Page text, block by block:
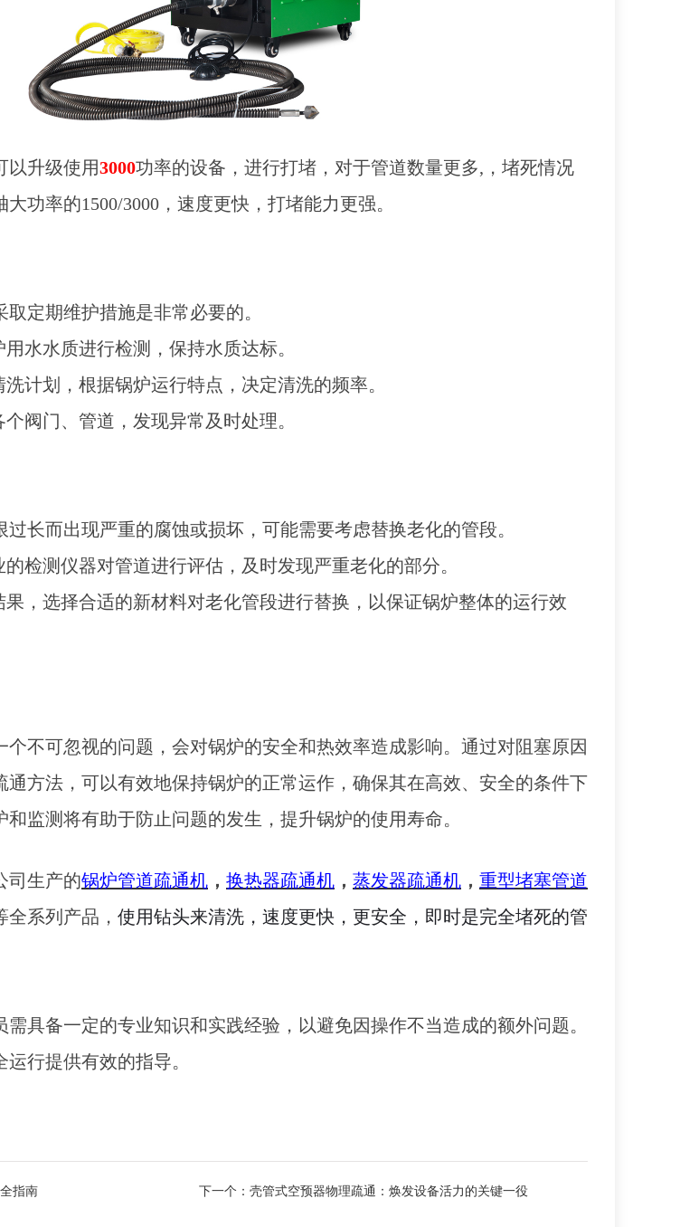
以升级使用3000功率的设备，进行打堵，对于管道数量更多,，堵死情况
功率的1500/3000，速度更快，打堵能力更强。
定期维护措施是非常必要的。
水水质进行检测，保持水质达标。
计划，根据锅炉运行特点，决定清洗的频率。
阀门、管道，发现异常及时处理。
长而出现严重的腐蚀或损坏，可能需要考虑替换老化的管段。
检测仪器对管道进行评估，及时发现严重老化的部分。
，选择合适的新材料对老化管段进行替换，以保证锅炉整体的运行效
个不可忽视的问题，会对锅炉的安全和热效率造成影响。通过对阻塞原因
通方法，可以有效地保持锅炉的正常运作，确保其在高效、安全的条件下
监测将有助于防止问题的发生，提升锅炉的使用寿命。
司生产的锅炉管道疏通机 ， 换热器疏通机 ， 蒸发器疏通机 ， 重型堵塞管道
全系列产品， 使用钻头来清洗，速度更快，更安全，即时是完全堵死的管
具备一定的专业知识和实践经验，以避免因操作不当造成的额外问题。
行提供有效的指导。
指南 下一个： 壳管式空预器物理疏通：焕发设备活力的关键一役